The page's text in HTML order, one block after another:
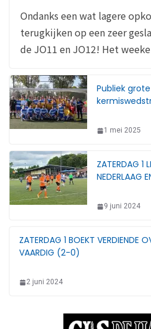
Ondanks een wat lagere
terugkijken op een zeer
de JO11 en JO12! Het
Publiek
1 mei 2025
ZATERDAG 1
NEDERLAAG
9 juni 2024
ZATERDAG 1 BOEKT VERDIENDE
VAARDIG (2-0)
2 juni 2024